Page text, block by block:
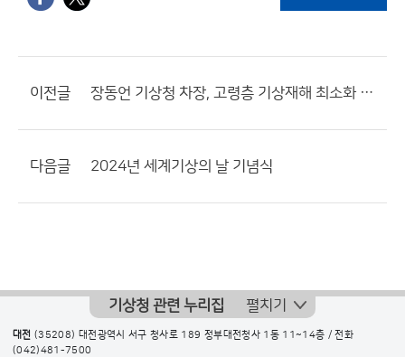
이전글 장동언 기상청 차장, 고령층 기상재해 최소화 위해 현장 소통
다음글 2024년 세계기상의 날 기념식
기상청 관련 누리집 펼치기
대전 (35208) 대전광역시 서구 청사로 189 정부대전청사 1동 11~14층 / 전화
(042)481-7500